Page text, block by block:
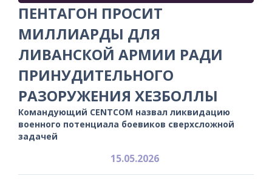
ПЕНТАГОН ПРОСИТ
МИЛЛИАРДЫ ДЛЯ
ЛИВАНСКОЙ АРМИИ РАДИ
ПРИНУДИТЕЛЬНОГО
РАЗОРУЖЕНИЯ ХЕЗБОЛЛЫ
Командующий CENTCOM назвал ликвидацию
военного потенциала боевиков сверхсложной
задачей
15.05.2026